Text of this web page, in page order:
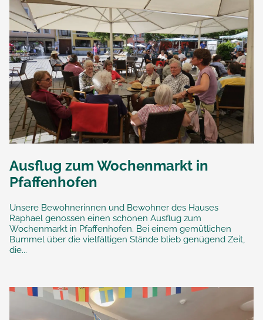
Ausflug zum Wochenmarkt in
Pfaffenhofen
Unsere Bewohnerinnen und Bewohner des Hauses
Raphael genossen einen schönen Ausflug zum
Wochenmarkt in Pfaffenhofen. Bei einem gemütlichen
Bummel über die vielfältigen Stände blieb genügend Zeit,
die...